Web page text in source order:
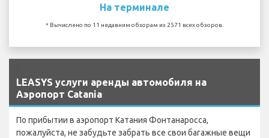
На терминале
* Вычислено по 11 недавним обзорам из 2571 всех обзоров.
LEASYS услуги аренды автомобиля на
Аэропорт Catania
По прибытии в аэропорт Катания Фонтанаросса,
пожалуйста, не забудьте забрать все свои багажные вещи